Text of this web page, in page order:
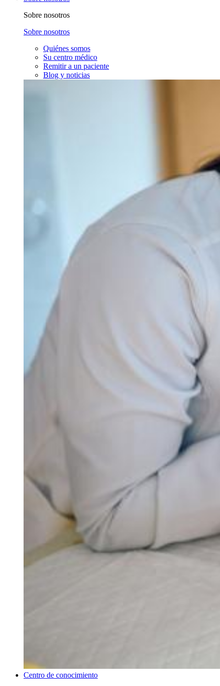
Sobre nosotros
Sobre nosotros
Quiénes somos
Su centro médico
Remitir a un paciente
Blog y noticias
Centro de conocimiento